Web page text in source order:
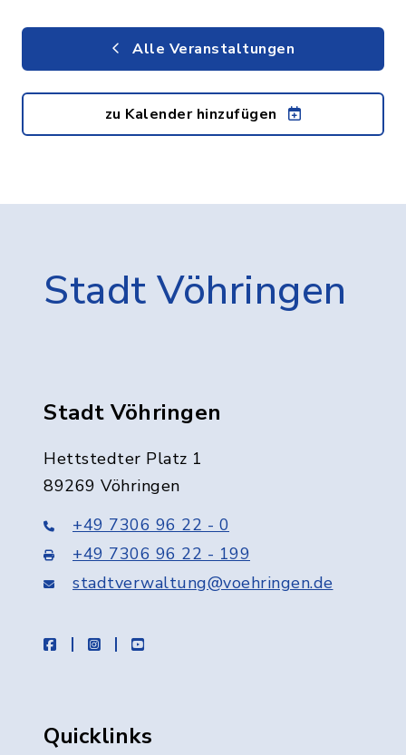
Alle Veranstaltungen
zu Kalender hinzufügen
Stadt Vöhringen
Stadt Vöhringen
Hettstedter Platz 1
89269 Vöhringen
+49 7306 96 22 - 0
+49 7306 96 22 - 199
stadtverwaltung@voehringen.de
facebookinstagramyoutube
Quicklinks